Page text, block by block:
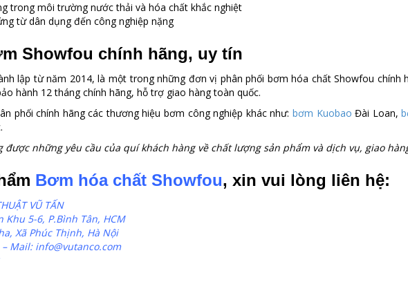
trong môi trường nước thải và hóa chất khắc nghiệt
từ dân dụng đến công nghiệp nặng
Showfou chính hãng, uy tín
lập từ năm 2014, là một trong những đơn vị phân phối bơm hóa chất Showfou
hành 12 tháng chính hãng, hỗ trợ giao hàng toàn quốc.
phối chính hãng các thương hiệu bơm công nghiệp khác như: bơm Kuobao Đài Loan,
được những yêu cầu của quí khách hàng về chất lượng sản phẩm và dịch vụ, giao
Bơm hóa chất Showfou, xin vui lòng liên hệ:
VŨ TẤN
5-6, P.Bình Tân, HCM
Xã Phúc Thịnh, Hà Nội
Mail: info@vutanco.com